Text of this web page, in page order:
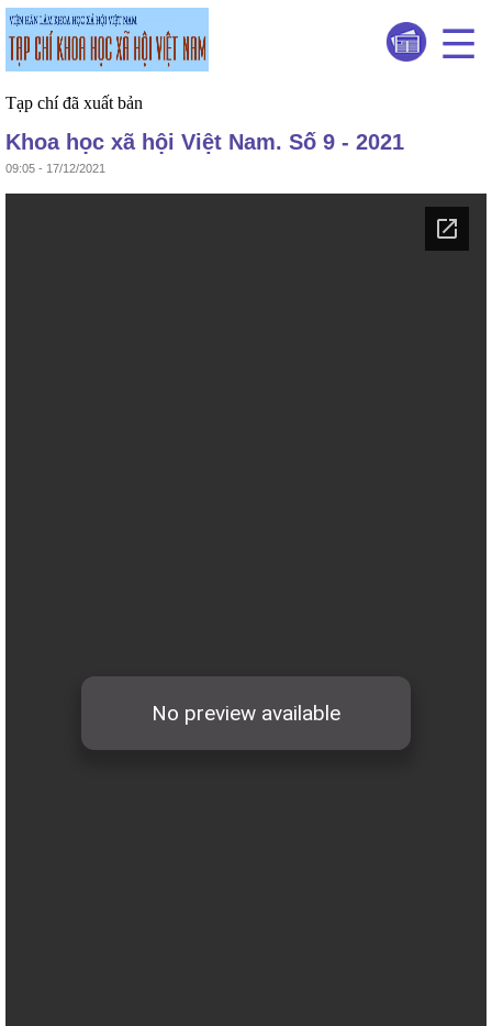
Tạp chí đã xuất bản
Khoa học xã hội Việt Nam. Số 9 - 2021
09:05 - 17/12/2021